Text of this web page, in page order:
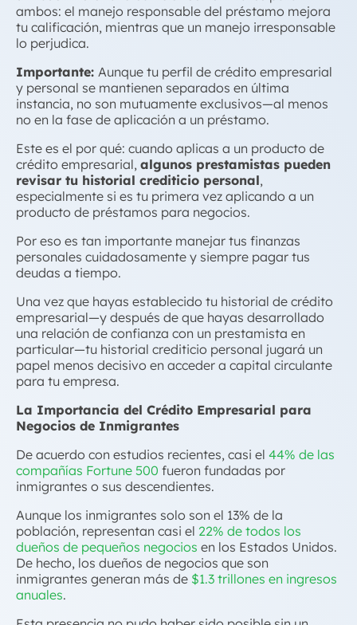
ambos: el manejo responsable del préstamo mejora
tu calificación, mientras que un manejo irresponsable
lo perjudica.
Importante: Aunque tu perfil de crédito empresarial
y personal se mantienen separados en última
instancia, no son mutuamente exclusivos—al menos
no en la fase de aplicación a un préstamo.
Este es el por qué: cuando aplicas a un producto de
crédito empresarial, algunos prestamistas pueden
revisar tu historial crediticio personal,
especialmente si es tu primera vez aplicando a un
producto de préstamos para negocios.
Por eso es tan importante manejar tus finanzas
personales cuidadosamente y siempre pagar tus
deudas a tiempo.
Una vez que hayas establecido tu historial de crédito
empresarial—y después de que hayas desarrollado
una relación de confianza con un prestamista en
particular—tu historial crediticio personal jugará un
papel menos decisivo en acceder a capital circulante
para tu empresa.
La Importancia del Crédito Empresarial para
Negocios de Inmigrantes
De acuerdo con estudios recientes, casi el 44% de las
compañías Fortune 500 fueron fundadas por
inmigrantes o sus descendientes.
Aunque los inmigrantes solo son el 13% de la
población, representan casi el 22% de todos los
dueños de pequeños negocios en los Estados Unidos.
De hecho, los dueños de negocios que son
inmigrantes generan más de $1.3 trillones en ingresos
anuales.